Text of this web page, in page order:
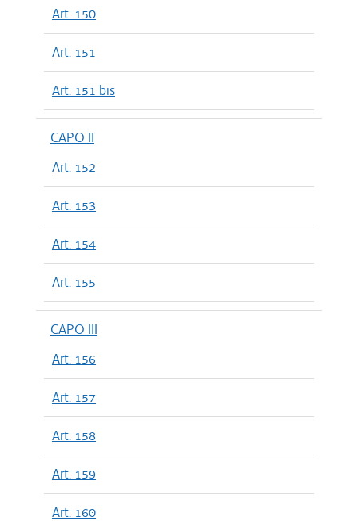
Art. 150
Art. 151
Art. 151 bis
CAPO II
Art. 152
Art. 153
Art. 154
Art. 155
CAPO III
Art. 156
Art. 157
Art. 158
Art. 159
Art. 160